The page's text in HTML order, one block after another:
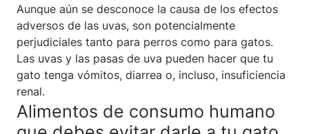
Aunque aún se desconoce la causa de los efectos
adversos de las uvas, son potencialmente
perjudiciales tanto para perros como para gatos.
Las uvas y las pasas de uva pueden hacer que tu
gato tenga vómitos, diarrea o, incluso, insuficiencia
renal.
Alimentos de consumo humano